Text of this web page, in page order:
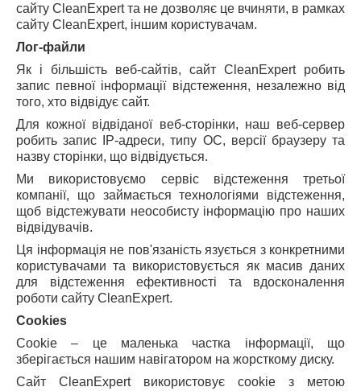
сайту CleanExpert та не дозволяє це вчиняти, в рамках
сайту CleanExpert, іншим користувачам.
Лог-файли
Як і більшість веб-сайтів, сайт CleanExpert робить
запис певної інформації відстеження, незалежно від
того, хто відвідує сайт.
Для кожної відвіданої веб-сторінки, наш веб-сервер
робить запис IP-адреси, типу ОС, версії браузеру та
назву сторінки, що відвідується.
Ми використовуємо сервіс відстеження третьої
компанії, що займається технологіями відстеження,
щоб відстежувати неособисту інформацію про наших
відвідувачів.
Ця інформація не пов'язаність язується з конкретними
користувачами та використовується як масив даних
для відстеження ефективності та вдосконалення
роботи сайту CleanExpert.
Cookies
Cookie – це маленька частка інформації, що
зберігається нашим навігатором на жорсткому диску.
Сайт CleanExpert використовує cookie з метою